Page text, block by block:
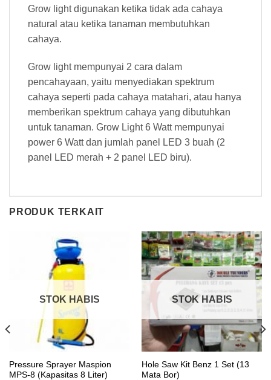
Grow light digunakan ketika tidak ada cahaya
natural atau ketika tanaman membutuhkan
cahaya.
Grow light mempunyai 2 cara dalam
pencahayaan, yaitu menyediakan spektrum
cahaya seperti pada cahaya matahari, atau hanya
memberikan spektrum cahaya yang dibutuhkan
untuk tanaman. Grow Light 6 Watt mempunyai
power 6 Watt dan jumlah panel LED 3 buah (2
panel LED merah + 2 panel LED biru).
PRODUK TERKAIT
STOK HABIS
Pressure Sprayer Maspion
MPS-8 (Kapasitas 8 Liter)
STOK HABIS
Hole Saw Kit Benz 1 Set (13
Mata Bor)